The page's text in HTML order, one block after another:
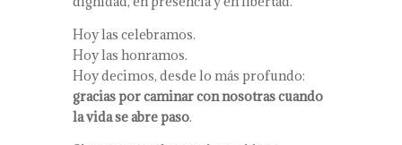
Hoy las celebramos.
Hoy las honramos.
Hoy decimos, desde lo más profundo:
gracias por caminar con nosotras cuando
la vida se abre paso.